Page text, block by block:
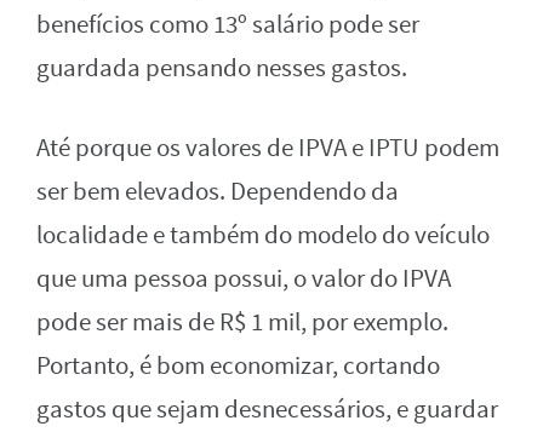
benefícios como 13º salário pode ser
guardada pensando nesses gastos.
Até porque os valores de IPVA e IPTU podem
ser bem elevados. Dependendo da
localidade e também do modelo do veículo
que uma pessoa possui, o valor do IPVA
pode ser mais de R$ 1 mil, por exemplo.
Portanto, é bom economizar, cortando
gastos que sejam desnecessários, e guardar